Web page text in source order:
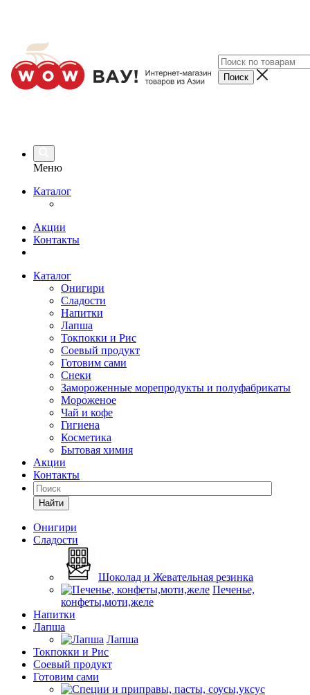
Меню
Каталог
Акции
Контакты
Каталог
Онигири
Сладости
Напитки
Лапша
Токпокки и Рис
Соевый продукт
Готовим сами
Снеки
Замороженные морепродукты и полуфабрикаты
Мороженое
Чай и кофе
Гигиена
Косметика
Бытовая химия
Акции
Контакты
Найти
Онигири
Сладости
Шоколад и Жевательная резинка
Печенье,
конфеты,моти,желе
Напитки
Лапша
Лапша
Токпокки и Рис
Соевый продукт
Готовим сами